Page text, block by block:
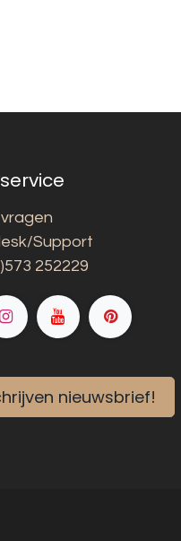
Support
252229
nieuwsbrief!